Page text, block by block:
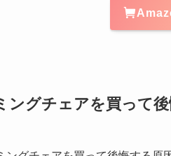
ングチェアを買って